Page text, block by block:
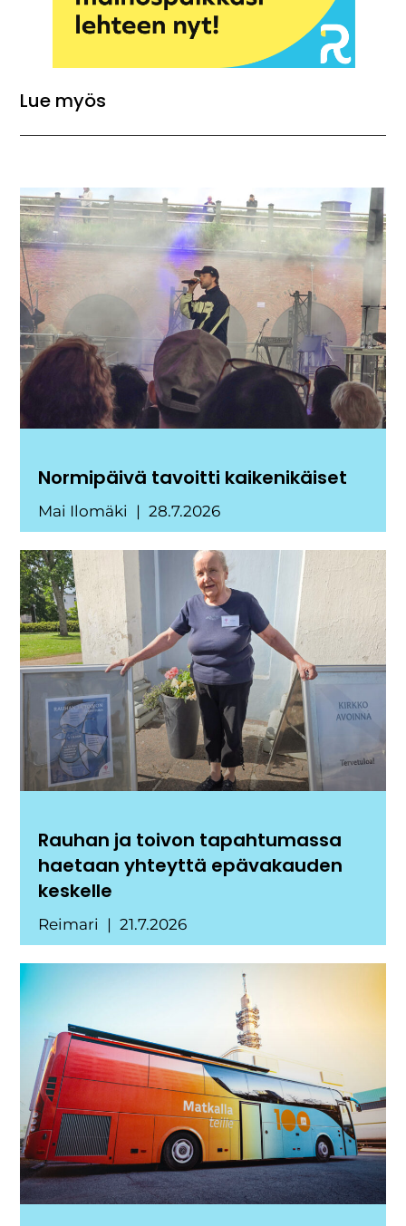
Lue myös
Normipäivä tavoitti kaikenikäiset
Mai Ilomäki 28.7.2026
Rauhan ja toivon tapahtumassa
haetaan yhteyttä epävakauden
keskelle
Reimari 21.7.2026